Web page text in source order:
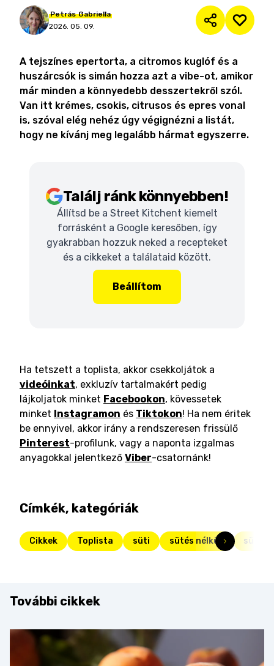
Petrás Gabriella
2026. 05. 09.
A tejszínes epertorta, a citromos kuglóf és a
huszárcsók is simán hozza azt a vibe-ot, amikor
már minden a könnyedebb desszertekről szól.
Van itt krémes, csokis, citrusos és epres vonal
is, szóval elég nehéz úgy végignézni a listát,
hogy ne kívánj meg legalább hármat egyszerre.
Találj ránk könnyebben!
Állítsd be a Street Kitchent kiemelt
forrásként a Google keresőben, így
gyakrabban hozzuk neked a recepteket
és a cikkeket a találataid között.
Beállítom
Ha tetszett a toplista, akkor csekkoljátok a
videóinkat, exkluzív tartalmakért pedig
lájkoljatok minket Facebookon, kövessetek
minket Instagramon és Tiktokon! Ha nem éritek
be ennyivel, akkor irány a rendszeresen frissülő
Pinterest-profilunk, vagy a naponta izgalmas
anyagokkal jelentkező Viber-csatornánk!
Címkék, kategóriák
Cikkek Toplista süti sütés nélküli
További cikkek